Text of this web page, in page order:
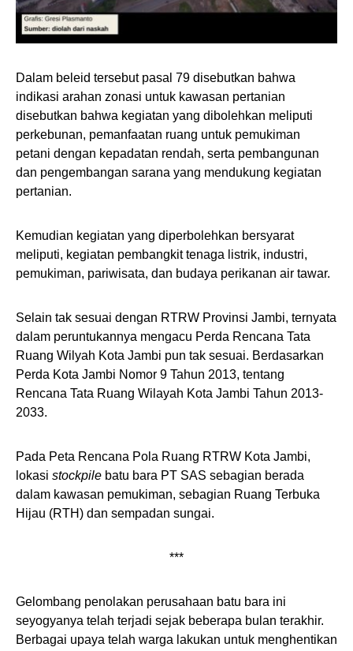
Dalam beleid tersebut pasal 79 disebutkan bahwa
indikasi arahan zonasi untuk kawasan pertanian
disebutkan bahwa kegiatan yang dibolehkan meliputi
perkebunan, pemanfaatan ruang untuk pemukiman
petani dengan kepadatan rendah, serta pembangunan
dan pengembangan sarana yang mendukung kegiatan
pertanian.
Kemudian kegiatan yang diperbolehkan bersyarat
meliputi, kegiatan pembangkit tenaga listrik, industri,
pemukiman, pariwisata, dan budaya perikanan air tawar.
Selain tak sesuai dengan RTRW Provinsi Jambi, ternyata
dalam peruntukannya mengacu Perda Rencana Tata
Ruang Wilyah Kota Jambi pun tak sesuai. Berdasarkan
Perda Kota Jambi Nomor 9 Tahun 2013, tentang
Rencana Tata Ruang Wilayah Kota Jambi Tahun 2013-
2033.
Pada Peta Rencana Pola Ruang RTRW Kota Jambi,
lokasi stockpile batu bara PT SAS sebagian berada
dalam kawasan pemukiman, sebagian Ruang Terbuka
Hijau (RTH) dan sempadan sungai.
***
Gelombang penolakan perusahaan batu bara ini
seyogyanya telah terjadi sejak beberapa bulan terakhir.
Berbagai upaya telah warga lakukan untuk menghentikan